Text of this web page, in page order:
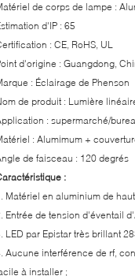
de corps de lampe :
d'IP : 65
: CE, RoHS, UL
d'origine : Guangdong,
: Éclairage de Phenson
de produit : Lumière
: supermarché/
: Alumimum +
de faisceau : 120 degrés
:
Matériel en aluminium de
Entrée de tension d'éventail
LED par Epistar très brillant
Aucune interférence de rf,
à installer ;